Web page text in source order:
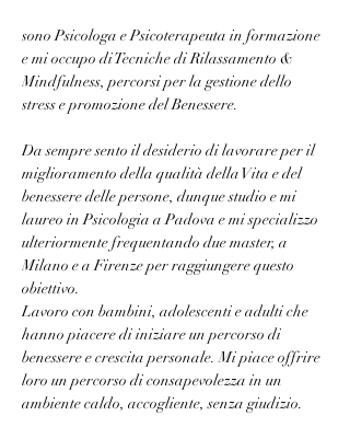
sono Psicologa e Psicoterapeuta in formazione
e mi occupo di Tecniche di Rilassamento &
Mindfulness, percorsi per la gestione dello
stress e promozione del Benessere.
Da sempre sento il desiderio di lavorare per il
miglioramento della qualità della Vita e del
benessere delle persone, dunque studio e mi
laureo in Psicologia a Padova e mi specializzo
ulteriormente frequentando due master, a
Milano e a Firenze per raggiungere questo
obiettivo.
Lavoro con bambini, adolescenti e adulti che
hanno piacere di iniziare un percorso di
benessere e crescita personale. Mi piace offrire
loro un percorso di consapevolezza in un
ambiente caldo, accogliente, senza giudizio.